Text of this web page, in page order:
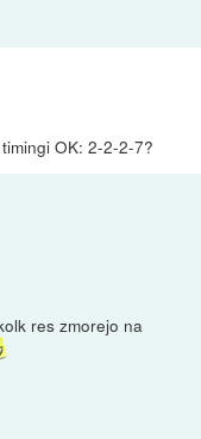
OK: 2-2-2-7?
res zmorejo na